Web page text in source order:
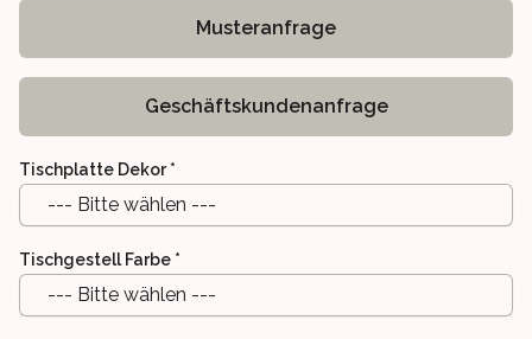
Musteranfrage
Geschäftskundenanfrage
Tischplatte Dekor*
--- Bitte wählen ---
Tischgestell Farbe *
--- Bitte wählen ---